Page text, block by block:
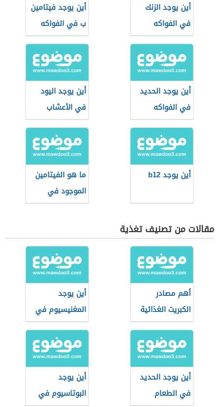
أين يوجد الزنك
في الفواكه
أين يوجد فيتامين
ب في الفواكه
أين يوجد الحديد
في الفواكه
أين يوجد اليود
في الأعشاب
أين يوجد b12
ما هو الفيتامين
الموجود في
الشمس
مقالات من تصنيف تغذية
أهم مصادر
الكبريت الغذائية
أين يوجد
المغنيسيوم في
الأعشاب
أين يوجد الحديد
في الطعام
أين يوجد
البوتاسيوم في